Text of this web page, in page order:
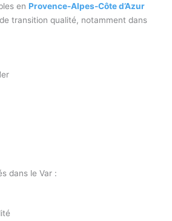
enProvence-Alpes-Côte d’Azur
transition qualité, notamment dans
dans le Var :